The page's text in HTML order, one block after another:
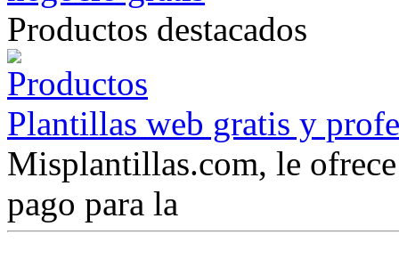
Productos destacados
Plantillas web gratis y
Misplantillas.com, le
pago para la